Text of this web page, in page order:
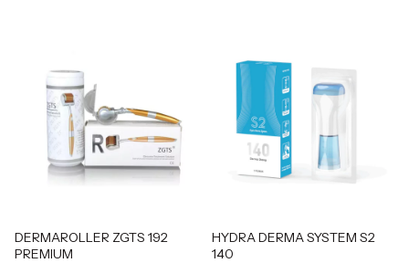
DERMAROLLER ZGTS 192
PREMIUM
HYDRA DERMA SYSTEM S2
140